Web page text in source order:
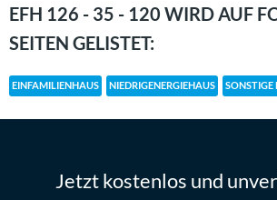
EFH 126 - 35 - 120 WIRD AUF
SEITEN GELISTET:
EINFAMILIENHAUS NIEDRIGENERGIEHAUS SONSTIGE
Jetzt kostenlos und